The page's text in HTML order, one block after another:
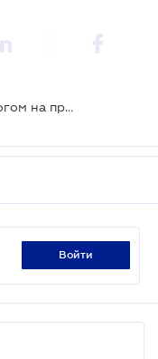
Изменения в налогообложении налогом на прибыль 2022: информационное письмо ГНС № 1
войти